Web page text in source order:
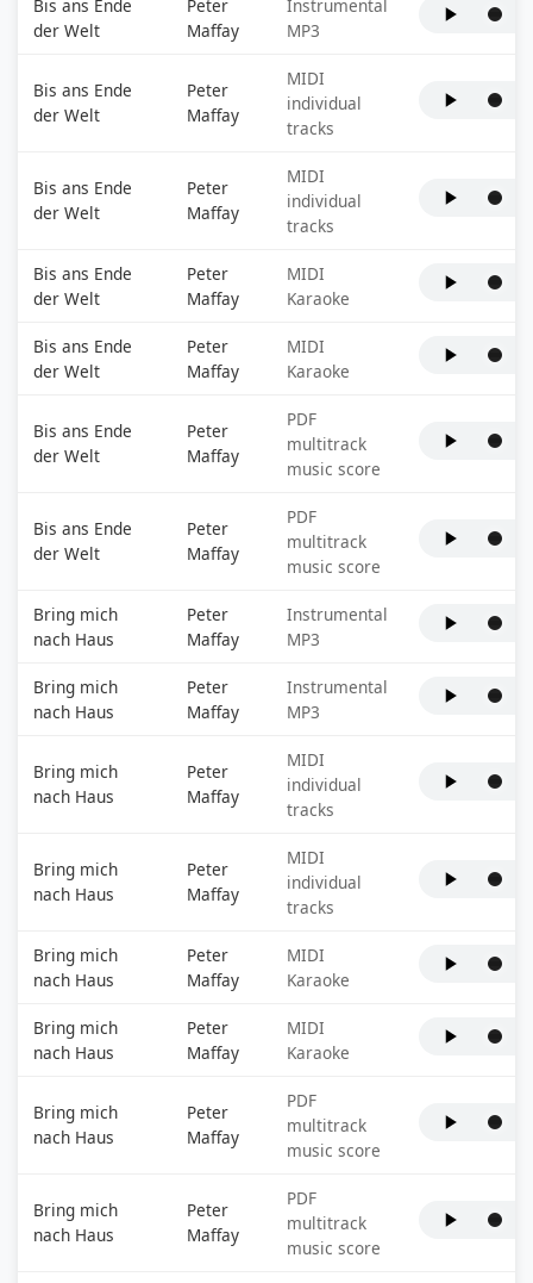
Bis ans Ende
der Welt
Peter
Maffay
Instrumental
MP3
Bis ans Ende
der Welt
Peter
Maffay
MIDI
individual
tracks
Bis ans Ende
der Welt
Peter
Maffay
MIDI
individual
tracks
Bis ans Ende
der Welt
Peter
Maffay
MIDI
Karaoke
Bis ans Ende
der Welt
Peter
Maffay
MIDI
Karaoke
Bis ans Ende
der Welt
Peter
Maffay
PDF
multitrack
music score
Bis ans Ende
der Welt
Peter
Maffay
PDF
multitrack
music score
Bring mich
nach Haus
Peter
Maffay
Instrumental
MP3
Bring mich
nach Haus
Peter
Maffay
Instrumental
MP3
Bring mich
nach Haus
Peter
Maffay
MIDI
individual
tracks
Bring mich
nach Haus
Peter
Maffay
MIDI
individual
tracks
Bring mich
nach Haus
Peter
Maffay
MIDI
Karaoke
Bring mich
nach Haus
Peter
Maffay
MIDI
Karaoke
Bring mich
nach Haus
Peter
Maffay
PDF
multitrack
music score
Bring mich
nach Haus
Peter
Maffay
PDF
multitrack
music score